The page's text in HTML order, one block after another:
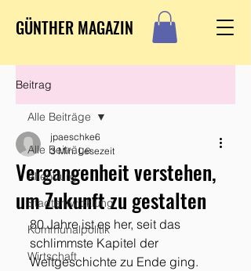
GÜNTHER MAGAZIN
Beitrag
Alle Beiträge
Altenburg
Stadtentwicklung
Kommunalpolitik
Wirtschaft
Alle Beiträge
Vergangenheit verstehen,
um Zukunft zu gestalten
jpaeschke6
3 Min. Lesezeit
80 Jahre ist es her, seit das
schlimmste Kapitel der
Weltgeschichte zu Ende ging.